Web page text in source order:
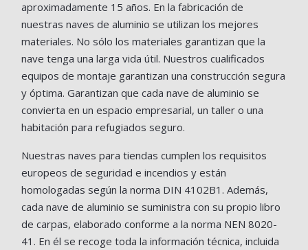
aproximadamente 15 años. En la fabricación de
nuestras naves de aluminio se utilizan los mejores
materiales. No sólo los materiales garantizan que la
nave tenga una larga vida útil. Nuestros cualificados
equipos de montaje garantizan una construcción segura
y óptima. Garantizan que cada nave de aluminio se
convierta en un espacio empresarial, un taller o una
habitación para refugiados seguro.
Nuestras naves para tiendas cumplen los requisitos
europeos de seguridad e incendios y están
homologadas según la norma DIN 4102B1. Además,
cada nave de aluminio se suministra con su propio libro
de carpas, elaborado conforme a la norma NEN 8020-
41. En él se recoge toda la información técnica, incluida